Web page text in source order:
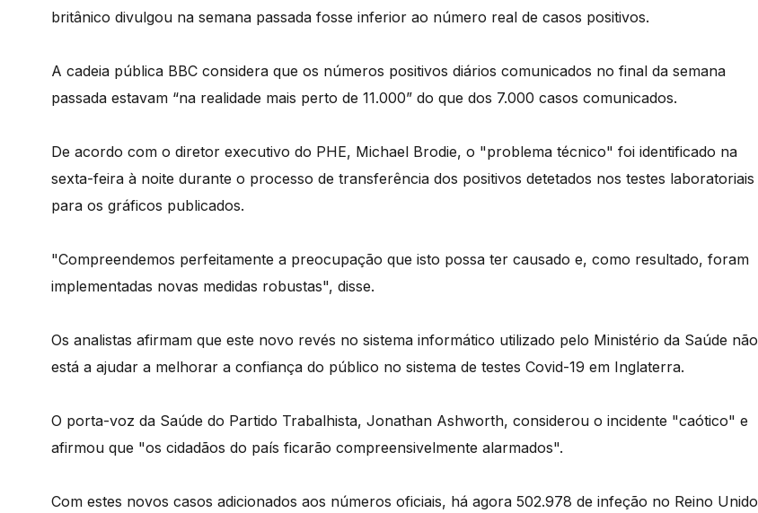
britânico divulgou na semana passada fosse inferior ao número real de casos positivos.
A cadeia pública BBC considera que os números positivos diários comunicados no final da semana
passada estavam “na realidade mais perto de 11.000” do que dos 7.000 casos comunicados.
De acordo com o diretor executivo do PHE, Michael Brodie, o "problema técnico" foi identificado na
sexta-feira à noite durante o processo de transferência dos positivos detetados nos testes laboratoriais
para os gráficos publicados.
"Compreendemos perfeitamente a preocupação que isto possa ter causado e, como resultado, foram
implementadas novas medidas robustas", disse.
Os analistas afirmam que este novo revés no sistema informático utilizado pelo Ministério da Saúde não
está a ajudar a melhorar a confiança do público no sistema de testes Covid-19 em Inglaterra.
O porta-voz da Saúde do Partido Trabalhista, Jonathan Ashworth, considerou o incidente "caótico" e
afirmou que "os cidadãos do país ficarão compreensivelmente alarmados".
Com estes novos casos adicionados aos números oficiais, há agora 502.978 de infeção no Reino Unido